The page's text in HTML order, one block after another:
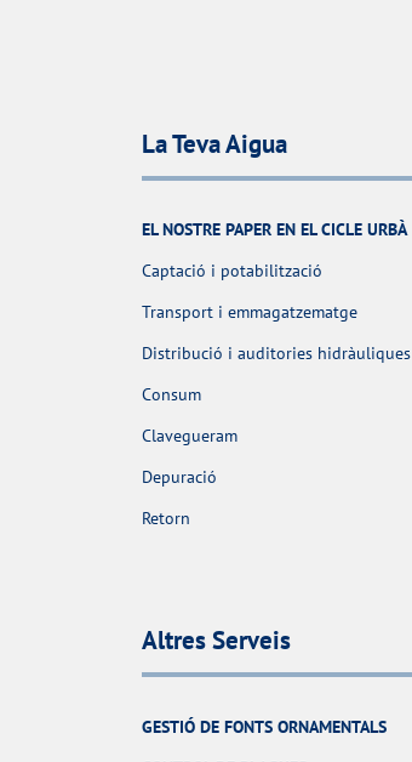
La Teva Aigua
EL NOSTRE PAPER EN EL CICLE URBÀ
Captació i potabilització
Transport i emmagatzematge
Distribució i auditories hidràuliques
Consum
Clavegueram
Depuració
Retorn
Altres Serveis
GESTIÓ DE FONTS ORNAMENTALS